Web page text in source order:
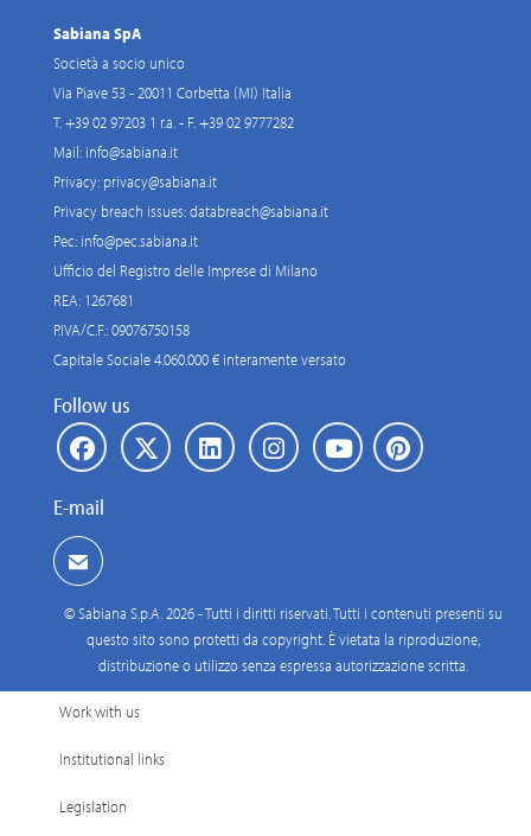
Sabiana SpA
Società a socio unico
Via Piave 53 - 20011 Corbetta (MI) Italia
T. +39 02 97203 1 r.a. - F. +39 02 9777282
Mail: info@sabiana.it
Privacy: privacy@sabiana.it
Privacy breach issues:databreach@sabiana.it
Pec: info@pec.sabiana.it
Ufficio del Registro delle Imprese di Milano
REA: 1267681
P.IVA/C.F.: 09076750158
Capitale Sociale 4.060.000 € interamente versato
Follow us
E-mail
© Sabiana S.p.A. 2026 - Tutti i diritti riservati. Tutti i contenuti presenti su
questo sito sono protetti da copyright. È vietata la riproduzione,
distribuzione o utilizzo senza espressa autorizzazione scritta.
Work with us
Institutional links
Legislation